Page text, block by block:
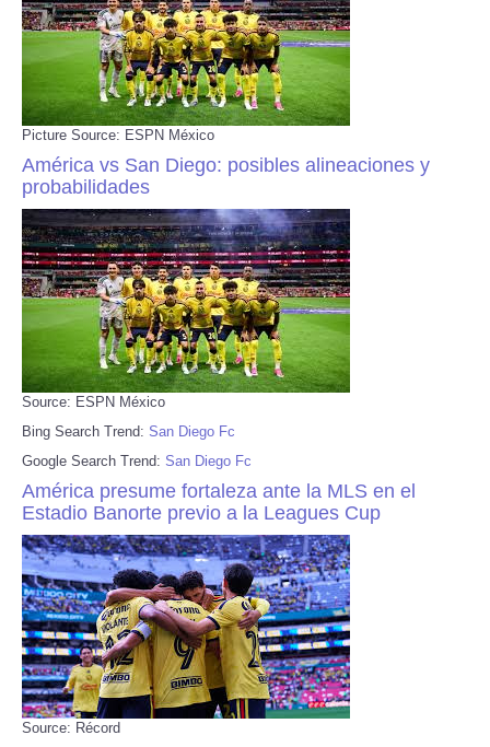
Picture Source: ESPN México
América vs San Diego: posibles alineaciones y
probabilidades
Source: ESPN México
Bing Search Trend: San Diego Fc
Google Search Trend: San Diego Fc
América presume fortaleza ante la MLS en el
Estadio Banorte previo a la Leagues Cup
Source: Récord